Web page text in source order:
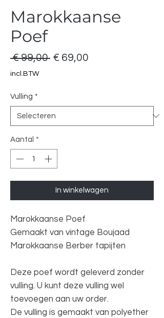
Marokkaanse
Poef
€ 99,00 Normale
€ 69,00
incl.BTW
Vulling *
Aantal *
In winkelwagen
Marokkaanse Poef
Gemaakt van vintage Boujaad
Marokkaanse Berber tapijten
Deze poef wordt geleverd zonder
vulling. U kunt deze vulling wel
toevoegen aan uw order.
De vulling is gemaakt van polyether